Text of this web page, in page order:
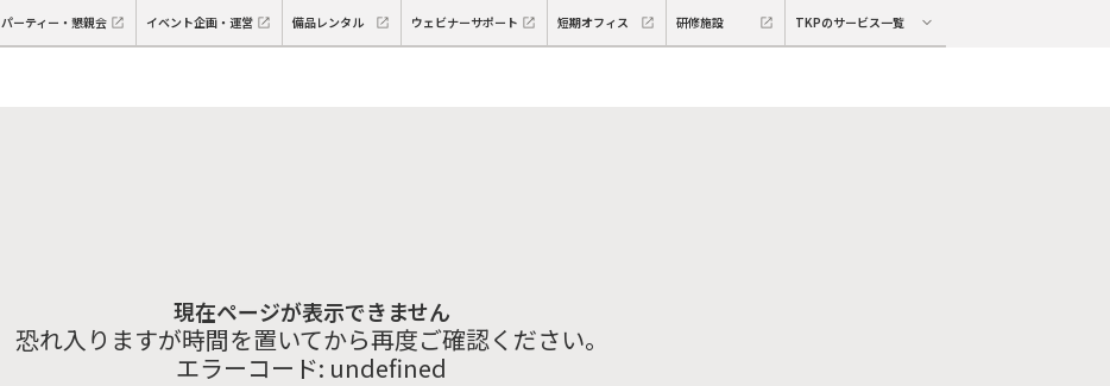
パーティー・懇親会 イベント企画・運営 備品レンタル ウェビナーサポート 短期オフィス 研修施設 TKPのサービス一覧
現在ページが表示できません
恐れ入りますが時間を置いてから再度ご確認ください。
エラーコード: undefined